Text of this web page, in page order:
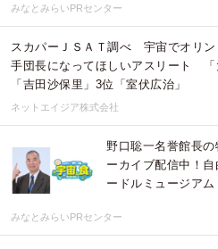
みなとみらいPRセンター
スカパーＪＳＡＴ調べ 宇宙でオリン
手団長になってほしいアスリート 「
「吉田沙保里」3位「室伏広治」
ネットエイジア株式会社
野口聡一名誉館長
ーカイブ配信中！
ードルミュージアム
みなとみらいPRセンター